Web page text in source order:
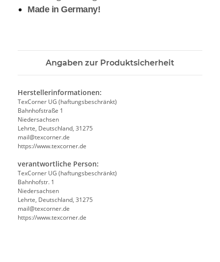
Made in Germany!
Angaben zur Produktsicherheit
Herstellerinformationen:
TexCorner UG (haftungsbeschränkt)
Bahnhofstraße 1
Niedersachsen
Lehrte, Deutschland, 31275
mail@texcorner.de
https://www.texcorner.de
verantwortliche Person:
TexCorner UG (haftungsbeschränkt)
Bahnhofstr. 1
Niedersachsen
Lehrte, Deutschland, 31275
mail@texcorner.de
https://www.texcorner.de